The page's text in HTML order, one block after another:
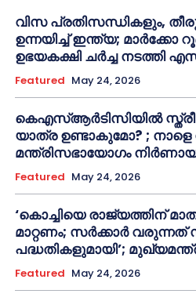
വിസ പ്രതിസന്ധികളും,
ഉന്നയിച്ച് ഇന്ത്യ;
ഉഭയകക്ഷി ചർച്ച നടത്തി
Featured May 24, 2026
കെഎസ്ആർടിസിയിൽ
യാത്ര ഉണ്ടാകുമോ? ; നാളെ
മന്ത്രിസഭായോഗം
Featured May 24, 2026
‘കൊച്ചിയെ രാജ്യത്തിന്
മാറ്റണം; സർക്കാർ
പദ്ധതികളുമായി’;
Featured May 24, 2026